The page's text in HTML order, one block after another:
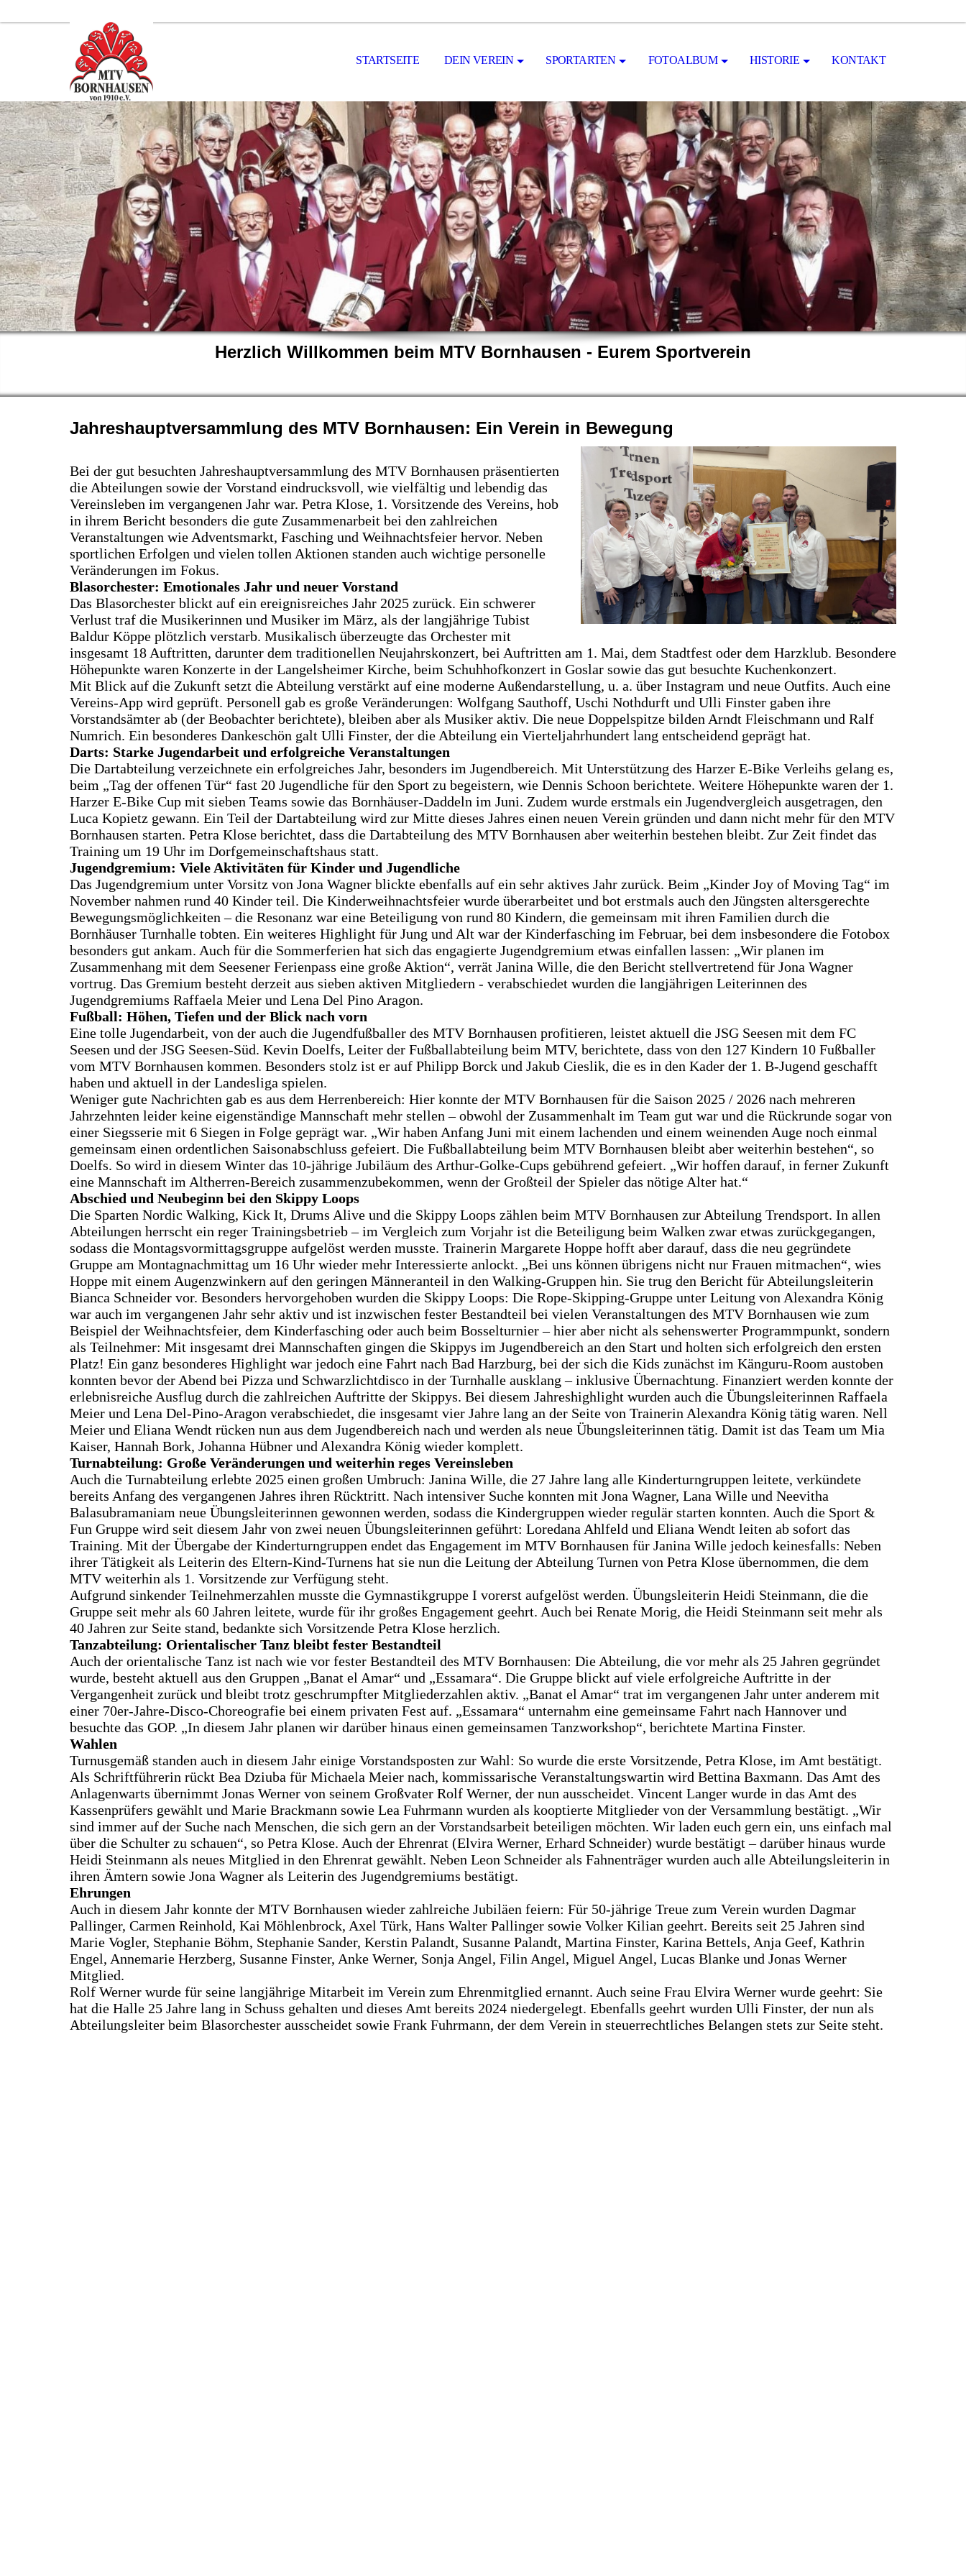
STARTSEITE DEIN VEREIN SPORTARTEN FOTOALBUM HISTORIE KONTAKT
Herzlich Willkommen beim MTV Bornhausen - Eurem Sportverein
Jahreshauptversammlung des MTV Bornhausen: Ein Verein in Bewegung
Bei der gut besuchten Jahreshauptversammlung des MTV Bornhausen präsentierten
die Abteilungen sowie der Vorstand eindrucksvoll, wie vielfältig und lebendig das
Vereinsleben im vergangenen Jahr war. Petra Klose, 1. Vorsitzende des Vereins, hob
in ihrem Bericht besonders die gute Zusammenarbeit bei den zahlreichen
Veranstaltungen wie Adventsmarkt, Fasching und Weihnachtsfeier hervor. Neben
sportlichen Erfolgen und vielen tollen Aktionen standen auch wichtige personelle
Veränderungen im Fokus.
Blasorchester: Emotionales Jahr und neuer Vorstand
Das Blasorchester blickt auf ein ereignisreiches Jahr 2025 zurück. Ein schwerer
Verlust traf die Musikerinnen und Musiker im März, als der langjährige Tubist
Baldur Köppe plötzlich verstarb. Musikalisch überzeugte das Orchester mit
insgesamt 18 Auftritten, darunter dem traditionellen Neujahrskonzert, bei Auftritten am 1. Mai, dem Stadtfest oder dem Harzklub. Besondere
Höhepunkte waren Konzerte in der Langelsheimer Kirche, beim Schuhhofkonzert in Goslar sowie das gut besuchte Kuchenkonzert.
Mit Blick auf die Zukunft setzt die Abteilung verstärkt auf eine moderne Außendarstellung, u. a. über Instagram und neue Outfits. Auch eine
Vereins-App wird geprüft. Personell gab es große Veränderungen: Wolfgang Sauthoff, Uschi Nothdurft und Ulli Finster gaben ihre
Vorstandsämter ab (der Beobachter berichtete), bleiben aber als Musiker aktiv. Die neue Doppelspitze bilden Arndt Fleischmann und Ralf
Numrich. Ein besonderes Dankeschön galt Ulli Finster, der die Abteilung ein Vierteljahrhundert lang entscheidend geprägt hat.
Darts: Starke Jugendarbeit und erfolgreiche Veranstaltungen
Die Dartabteilung verzeichnete ein erfolgreiches Jahr, besonders im Jugendbereich. Mit Unterstützung des Harzer E‑Bike Verleihs gelang es,
beim „Tag der offenen Tür“ fast 20 Jugendliche für den Sport zu begeistern, wie Dennis Schoon berichtete. Weitere Höhepunkte waren der 1.
Harzer E‑Bike Cup mit sieben Teams sowie das Bornhäuser-Daddeln im Juni. Zudem wurde erstmals ein Jugendvergleich ausgetragen, den
Luca Kopietz gewann. Ein Teil der Dartabteilung wird zur Mitte dieses Jahres einen neuen Verein gründen und dann nicht mehr für den MTV
Bornhausen starten. Petra Klose berichtet, dass die Dartabteilung des MTV Bornhausen aber weiterhin bestehen bleibt. Zur Zeit findet das
Training um 19 Uhr im Dorfgemeinschaftshaus statt.
Jugendgremium: Viele Aktivitäten für Kinder und Jugendliche
Das Jugendgremium unter Vorsitz von Jona Wagner blickte ebenfalls auf ein sehr aktives Jahr zurück. Beim „Kinder Joy of Moving Tag“ im
November nahmen rund 40 Kinder teil. Die Kinderweihnachtsfeier wurde überarbeitet und bot erstmals auch den Jüngsten altersgerechte
Bewegungsmöglichkeiten – die Resonanz war eine Beteiligung von rund 80 Kindern, die gemeinsam mit ihren Familien durch die
Bornhäuser Turnhalle tobten. Ein weiteres Highlight für Jung und Alt war der Kinderfasching im Februar, bei dem insbesondere die Fotobox
besonders gut ankam. Auch für die Sommerferien hat sich das engagierte Jugendgremium etwas einfallen lassen: „Wir planen im
Zusammenhang mit dem Seesener Ferienpass eine große Aktion“, verrät Janina Wille, die den Bericht stellvertretend für Jona Wagner
vortrug. Das Gremium besteht derzeit aus sieben aktiven Mitgliedern - verabschiedet wurden die langjährigen Leiterinnen des
Jugendgremiums Raffaela Meier und Lena Del Pino Aragon.
Fußball: Höhen, Tiefen und der Blick nach vorn
Eine tolle Jugendarbeit, von der auch die Jugendfußballer des MTV Bornhausen profitieren, leistet aktuell die JSG Seesen mit dem FC
Seesen und der JSG Seesen-Süd. Kevin Doelfs, Leiter der Fußballabteilung beim MTV, berichtete, dass von den 127 Kindern 10 Fußballer
vom MTV Bornhausen kommen. Besonders stolz ist er auf Philipp Borck und Jakub Cieslik, die es in den Kader der 1. B-Jugend geschafft
haben und aktuell in der Landesliga spielen.
Weniger gute Nachrichten gab es aus dem Herrenbereich: Hier konnte der MTV Bornhausen für die Saison 2025 / 2026 nach mehreren
Jahrzehnten leider keine eigenständige Mannschaft mehr stellen – obwohl der Zusammenhalt im Team gut war und die Rückrunde sogar von
einer Siegsserie mit 6 Siegen in Folge geprägt war. „Wir haben Anfang Juni mit einem lachenden und einem weinenden Auge noch einmal
gemeinsam einen ordentlichen Saisonabschluss gefeiert. Die Fußballabteilung beim MTV Bornhausen bleibt aber weiterhin bestehen“, so
Doelfs. So wird in diesem Winter das 10-jährige Jubiläum des Arthur-Golke-Cups gebührend gefeiert. „Wir hoffen darauf, in ferner Zukunft
eine Mannschaft im Altherren-Bereich zusammenzubekommen, wenn der Großteil der Spieler das nötige Alter hat.“
Abschied und Neubeginn bei den Skippy Loops
Die Sparten Nordic Walking, Kick It, Drums Alive und die Skippy Loops zählen beim MTV Bornhausen zur Abteilung Trendsport. In allen
Abteilungen herrscht ein reger Trainingsbetrieb – im Vergleich zum Vorjahr ist die Beteiligung beim Walken zwar etwas zurückgegangen,
sodass die Montagsvormittagsgruppe aufgelöst werden musste. Trainerin Margarete Hoppe hofft aber darauf, dass die neu gegründete
Gruppe am Montagnachmittag um 16 Uhr wieder mehr Interessierte anlockt. „Bei uns können übrigens nicht nur Frauen mitmachen“, wies
Hoppe mit einem Augenzwinkern auf den geringen Männeranteil in den Walking-Gruppen hin. Sie trug den Bericht für Abteilungsleiterin
Bianca Schneider vor. Besonders hervorgehoben wurden die Skippy Loops: Die Rope-Skipping-Gruppe unter Leitung von Alexandra König
war auch im vergangenen Jahr sehr aktiv und ist inzwischen fester Bestandteil bei vielen Veranstaltungen des MTV Bornhausen wie zum
Beispiel der Weihnachtsfeier, dem Kinderfasching oder auch beim Bosselturnier – hier aber nicht als sehenswerter Programmpunkt, sondern
als Teilnehmer: Mit insgesamt drei Mannschaften gingen die Skippys im Jugendbereich an den Start und holten sich erfolgreich den ersten
Platz! Ein ganz besonderes Highlight war jedoch eine Fahrt nach Bad Harzburg, bei der sich die Kids zunächst im Känguru-Room austoben
konnten bevor der Abend bei Pizza und Schwarzlichtdisco in der Turnhalle ausklang – inklusive Übernachtung. Finanziert werden konnte der
erlebnisreiche Ausflug durch die zahlreichen Auftritte der Skippys. Bei diesem Jahreshighlight wurden auch die Übungsleiterinnen Raffaela
Meier und Lena Del-Pino-Aragon verabschiedet, die insgesamt vier Jahre lang an der Seite von Trainerin Alexandra König tätig waren. Nell
Meier und Eliana Wendt rücken nun aus dem Jugendbereich nach und werden als neue Übungsleiterinnen tätig. Damit ist das Team um Mia
Kaiser, Hannah Bork, Johanna Hübner und Alexandra König wieder komplett.
Turnabteilung: Große Veränderungen und weiterhin reges Vereinsleben
Auch die Turnabteilung erlebte 2025 einen großen Umbruch: Janina Wille, die 27 Jahre lang alle Kinderturngruppen leitete, verkündete
bereits Anfang des vergangenen Jahres ihren Rücktritt. Nach intensiver Suche konnten mit Jona Wagner, Lana Wille und Neevitha
Balasubramaniam neue Übungsleiterinnen gewonnen werden, sodass die Kindergruppen wieder regulär starten konnten. Auch die Sport &
Fun Gruppe wird seit diesem Jahr von zwei neuen Übungsleiterinnen geführt: Loredana Ahlfeld und Eliana Wendt leiten ab sofort das
Training. Mit der Übergabe der Kinderturngruppen endet das Engagement im MTV Bornhausen für Janina Wille jedoch keinesfalls: Neben
ihrer Tätigkeit als Leiterin des Eltern-Kind-Turnens hat sie nun die Leitung der Abteilung Turnen von Petra Klose übernommen, die dem
MTV weiterhin als 1. Vorsitzende zur Verfügung steht.
Aufgrund sinkender Teilnehmerzahlen musste die Gymnastikgruppe I vorerst aufgelöst werden. Übungsleiterin Heidi Steinmann, die die
Gruppe seit mehr als 60 Jahren leitete, wurde für ihr großes Engagement geehrt. Auch bei Renate Morig, die Heidi Steinmann seit mehr als
40 Jahren zur Seite stand, bedankte sich Vorsitzende Petra Klose herzlich.
Tanzabteilung: Orientalischer Tanz bleibt fester Bestandteil
Auch der orientalische Tanz ist nach wie vor fester Bestandteil des MTV Bornhausen: Die Abteilung, die vor mehr als 25 Jahren gegründet
wurde, besteht aktuell aus den Gruppen „Banat el Amar“ und „Essamara“. Die Gruppe blickt auf viele erfolgreiche Auftritte in der
Vergangenheit zurück und bleibt trotz geschrumpfter Mitgliederzahlen aktiv. „Banat el Amar“ trat im vergangenen Jahr unter anderem mit
einer 70er‑Jahre‑Disco‑Choreografie bei einem privaten Fest auf. „Essamara“ unternahm eine gemeinsame Fahrt nach Hannover und
besuchte das GOP. „In diesem Jahr planen wir darüber hinaus einen gemeinsamen Tanzworkshop“, berichtete Martina Finster.
Wahlen
Turnusgemäß standen auch in diesem Jahr einige Vorstandsposten zur Wahl: So wurde die erste Vorsitzende, Petra Klose, im Amt bestätigt.
Als Schriftführerin rückt Bea Dziuba für Michaela Meier nach, kommissarische Veranstaltungswartin wird Bettina Baxmann. Das Amt des
Anlagenwarts übernimmt Jonas Werner von seinem Großvater Rolf Werner, der nun ausscheidet. Vincent Langer wurde in das Amt des
Kassenprüfers gewählt und Marie Brackmann sowie Lea Fuhrmann wurden als kooptierte Mitglieder von der Versammlung bestätigt. „Wir
sind immer auf der Suche nach Menschen, die sich gern an der Vorstandsarbeit beteiligen möchten. Wir laden euch gern ein, uns einfach mal
über die Schulter zu schauen“, so Petra Klose. Auch der Ehrenrat (Elvira Werner, Erhard Schneider) wurde bestätigt – darüber hinaus wurde
Heidi Steinmann als neues Mitglied in den Ehrenrat gewählt. Neben Leon Schneider als Fahnenträger wurden auch alle Abteilungsleiterin in
ihren Ämtern sowie Jona Wagner als Leiterin des Jugendgremiums bestätigt.
Ehrungen
Auch in diesem Jahr konnte der MTV Bornhausen wieder zahlreiche Jubiläen feiern: Für 50-jährige Treue zum Verein wurden Dagmar
Pallinger, Carmen Reinhold, Kai Möhlenbrock, Axel Türk, Hans Walter Pallinger sowie Volker Kilian geehrt. Bereits seit 25 Jahren sind
Marie Vogler, Stephanie Böhm, Stephanie Sander, Kerstin Palandt, Susanne Palandt, Martina Finster, Karina Bettels, Anja Geef, Kathrin
Engel, Annemarie Herzberg, Susanne Finster, Anke Werner, Sonja Angel, Filin Angel, Miguel Angel, Lucas Blanke und Jonas Werner
Mitglied.
Rolf Werner wurde für seine langjährige Mitarbeit im Verein zum Ehrenmitglied ernannt. Auch seine Frau Elvira Werner wurde geehrt: Sie
hat die Halle 25 Jahre lang in Schuss gehalten und dieses Amt bereits 2024 niedergelegt. Ebenfalls geehrt wurden Ulli Finster, der nun als
Abteilungsleiter beim Blasorchester ausscheidet sowie Frank Fuhrmann, der dem Verein in steuerrechtliches Belangen stets zur Seite steht.